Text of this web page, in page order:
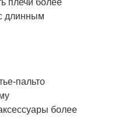
длинным
пальто
более